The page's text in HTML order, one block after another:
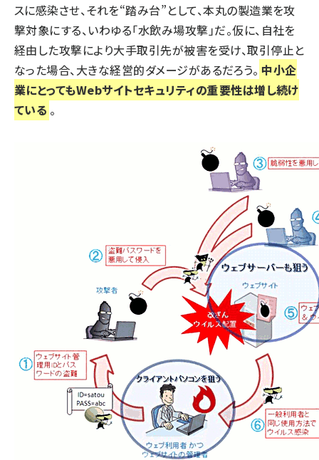
スに感染させ、それを“踏み台”として、本丸の製造業を攻
撃対象にする、いわゆる「水飲み場攻撃」だ。仮に、自社を
経由した攻撃により大手取引先が被害を受け、取引停止と
なった場合、大きな経営的ダメージがあるだろう。 中小企
業にとってもWebサイトセキュリティの重要性は増し続け
ている 。